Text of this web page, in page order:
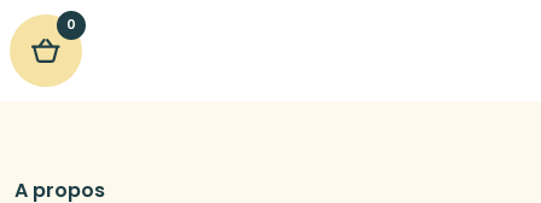
0
A propos